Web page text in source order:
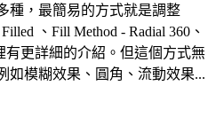
種，最簡易的方式就是調整
、Fill Method - Radial 360、
有更詳細的介紹。但這個方式無
如模糊效果、圓角、流動效果...